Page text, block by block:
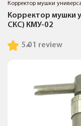
Корректор мушки
Корректор мушки
СКС) КМУ-02
1 review
5.0